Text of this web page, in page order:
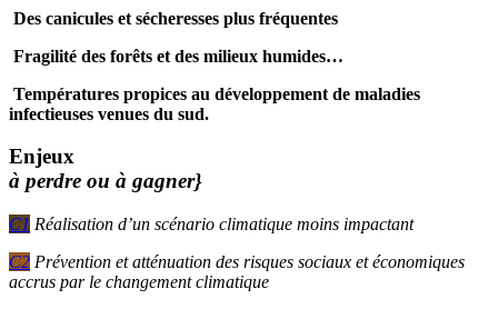
Des canicules et sécheresses plus fréquentes
Fragilité des forêts et des milieux humides…
Températures propices au développement de maladies
infectieuses venues du sud.
Enjeux
à perdre ou à gagner}
C1 Réalisation d’un scénario climatique moins impactant
C2 Prévention et atténuation des risques sociaux et économiques
accrus par le changement climatique